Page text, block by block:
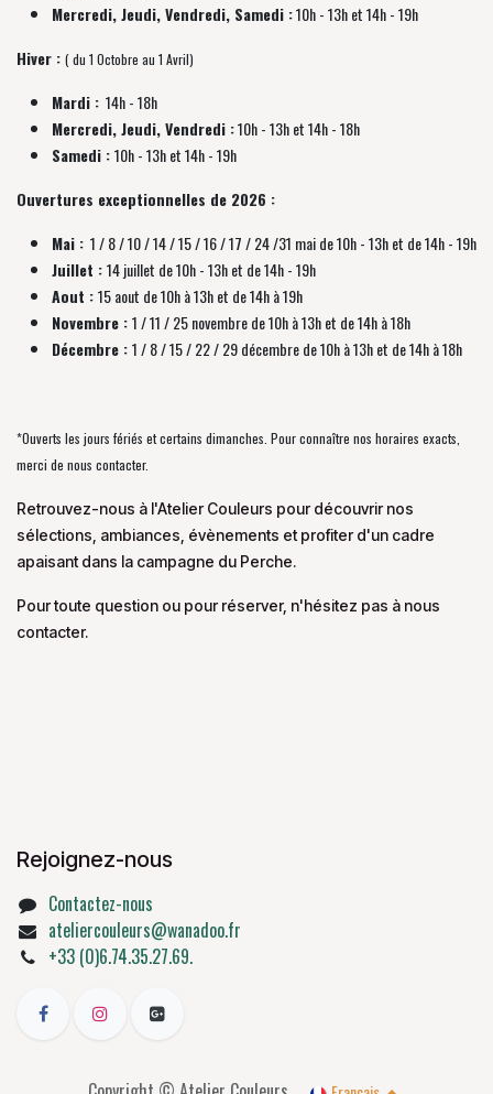
Mercredi, Jeudi, Vendredi, Samedi :10h - 13h et 14h - 19h
Hiver : ( du 1 Octobre au 1 Avril)
Mardi : 14h - 18h
Mercredi, Jeudi, Vendredi :10h - 13h et 14h - 18h
Samedi :10h - 13h et 14h - 19h
Ouvertures exceptionnelles de 2026 :
Mai : 1 / 8 / 10 / 14 / 15 / 16 / 17 / 24 /31 mai de 10h - 13h et de 14h - 19h
Juillet :14 juillet de 10h - 13h et de 14h - 19h
Aout :15 aout de 10h à 13h et de 14h à 19h
Novembre :1 / 11 / 25 novembre de10h à 13h et de 14h à 18h
Décembre :1 / 8 / 15 / 22 / 29 décembrede10h à 13h et de 14h à 18h
*Ouverts les jours fériés et certains dimanches. Pour connaître nos horaires exacts,
merci de nous contacter.
Retrouvez-nous à l'Atelier Couleurs pour découvrir nos
sélections, ambiances, évènements et profiter d'un cadre
apaisant dans la campagne du Perche.
Pour toute question ou pour réserver, n'hésitez pas à nous
contacter.
Rejoignez-nous
Contactez-nous
ateliercouleurs@wanadoo.fr
+33 (0)6.74.35.27.69.